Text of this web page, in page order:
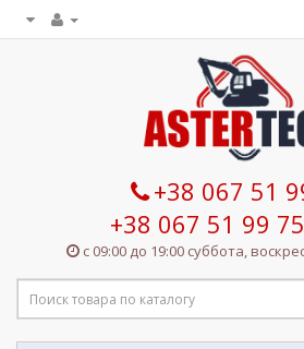
+38 067 51
+38 067 51 99
с 09:00 до 19:00 суббота,